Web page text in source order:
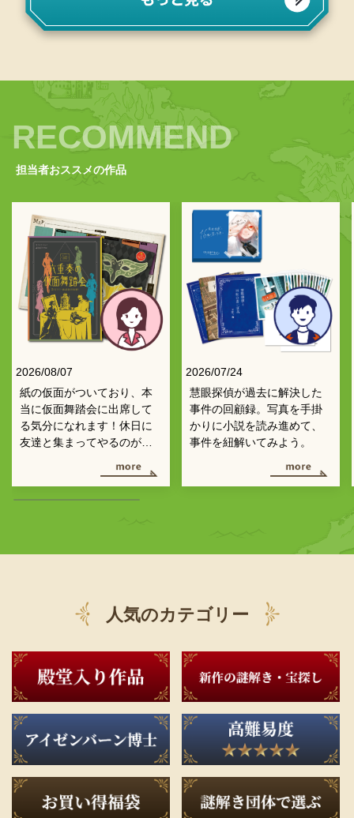
RECOMMEND
担当者おススメの作品
2026/08/07
紙の仮面がついており、本
当に仮面舞踏会に出席して
る気分になれます！休日に
友達と集まってやるのが楽
2026/07/24
慧眼探偵が過去に解決した
事件の回顧録。写真を手掛
かりに小説を読み進めて、
事件を紐解いてみよう。
人気のカテゴリー